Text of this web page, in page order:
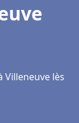
lès